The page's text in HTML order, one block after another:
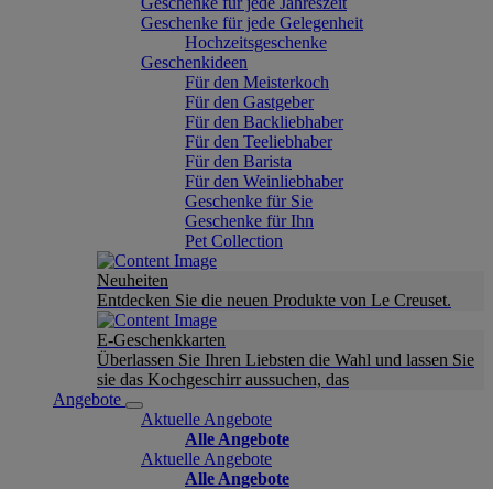
Geschenke für jede Gelegenheit
Hochzeitsgeschenke
Geschenkideen
Für den Meisterkoch
Für den Gastgeber
Für den Backliebhaber
Für den Teeliebhaber
Für den Barista
Für den Weinliebhaber
Geschenke für Sie
Geschenke für Ihn
Pet Collection
Neuheiten
Entdecken Sie die neuen Produkte von Le Creuset.
E-Geschenkkarten
Überlassen Sie Ihren Liebsten die Wahl und lassen Sie
sie das Kochgeschirr aussuchen, das
Angebote
Aktuelle Angebote
Alle Angebote
Aktuelle Angebote
Alle Angebote